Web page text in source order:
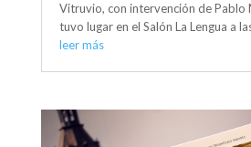
Vitruvio, con intervención de Pablo
tuvo lugar en el Salón La Lengua a
leer más